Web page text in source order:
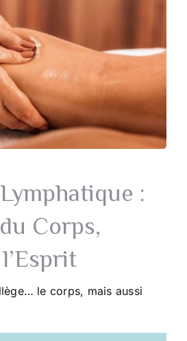
:
Corps,
le corps, mais aussi